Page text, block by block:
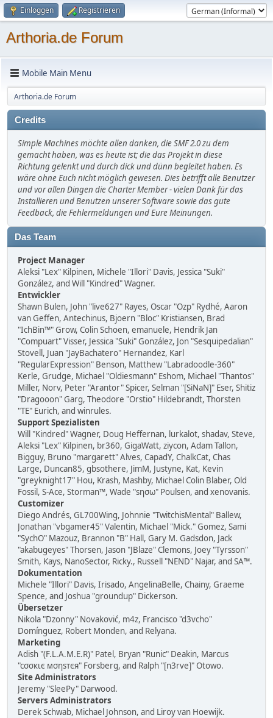
Einloggen Registrieren
Arthoria.de Forum
Mobile Main Menu
Arthoria.de Forum
Credits
Simple Machines möchte allen danken, die SMF 2.0 zu dem
gemacht haben, was es heute ist; die das Projekt in diese
Richtung gelenkt und durch dick und dünn begleitet haben. Es
wäre ohne Euch nicht möglich gewesen. Dies betrifft alle Benutzer
und vor allen Dingen die Charter Member - vielen Dank für das
Installieren und Benutzen unserer Software sowie das gute
Feedback, die Fehlermeldungen und Eure Meinungen.
Das Team
Project Manager
Aleksi "Lex" Kilpinen, Michele "Illori" Davis, Jessica "Suki"
González, and Will "Kindred" Wagner.
Entwickler
Shawn Bulen, John "live627" Rayes, Oscar "Ozp" Rydhé, Aaron
van Geffen, Antechinus, Bjoern "Bloc" Kristiansen, Brad
"IchBin™" Grow, Colin Schoen, emanuele, Hendrik Jan
"Compuart" Visser, Jessica "Suki" González, Jon "Sesquipedalian"
Stovell, Juan "JayBachatero" Hernandez, Karl
"RegularExpression" Benson, Matthew "Labradoodle-360"
Kerle, Grudge, Michael "Oldiesmann" Eshom, Michael "Thantos"
Miller, Norv, Peter "Arantor" Spicer, Selman "[SiNaN]" Eser, Shitiz
"Dragooon" Garg, Theodore "Orstio" Hildebrandt, Thorsten
"TE" Eurich, and winrules.
Support Spezialisten
Will "Kindred" Wagner, Doug Heffernan, lurkalot, shadav, Steve,
Aleksi "Lex" Kilpinen, br360, GigaWatt, ziycon, Adam Tallon,
Bigguy, Bruno "margarett" Alves, CapadY, ChalkCat, Chas
Large, Duncan85, gbsothere, JimM, Justyne, Kat, Kevin
"greyknight17" Hou, Krash, Mashby, Michael Colin Blaber, Old
Fossil, S-Ace, Storman™, Wade "sησω" Poulsen, and xenovanis.
Customizer
Diego Andrés, GL700Wing, Johnnie "TwitchisMental" Ballew,
Jonathan "vbgamer45" Valentin, Michael "Mick." Gomez, Sami
"SychO" Mazouz, Brannon "B" Hall, Gary M. Gadsdon, Jack
"akabugeyes" Thorsen, Jason "JBlaze" Clemons, Joey "Tyrsson"
Smith, Kays, NanoSector, Ricky., Russell "NEND" Najar, and SA™.
Dokumentation
Michele "Illori" Davis, Irisado, AngelinaBelle, Chainy, Graeme
Spence, and Joshua "groundup" Dickerson.
Übersetzer
Nikola "Dzonny" Novaković, m4z, Francisco "d3vcho"
Domínguez, Robert Monden, and Relyana.
Marketing
Adish "(F.L.A.M.E.R)" Patel, Bryan "Runic" Deakin, Marcus
"cσσкιє мσηѕтєя" Forsberg, and Ralph "[n3rve]" Otowo.
Site Administrators
Jeremy "SleePy" Darwood.
Servers Administrators
Derek Schwab, Michael Johnson, and Liroy van Hoewijk.